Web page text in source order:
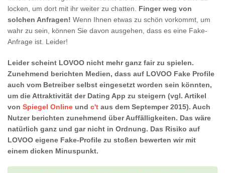
locken, um dort mit ihr weiter zu chatten. Finger weg von
solchen Anfragen! Wenn Ihnen etwas zu schön vorkommt, um
wahr zu sein, können Sie davon ausgehen, dass es eine Fake-
Anfrage ist. Leider!
Leider scheint LOVOO nicht mehr ganz fair zu spielen.
Zunehmend berichten Medien, dass auf LOVOO Fake Profile
auch vom Betreiber selbst eingesetzt worden sein könnten,
um die Attraktivität der Dating App zu steigern (vgl. Artikel
von Spiegel Online und c't aus dem Septemper 2015). Auch
Nutzer berichten zunehmend über Auffälligkeiten. Das wäre
natürlich ganz und gar nicht in Ordnung. Das Risiko auf
LOVOO eigene Fake-Profile zu stoßen bewerten wir mit
einem dicken Minuspunkt.